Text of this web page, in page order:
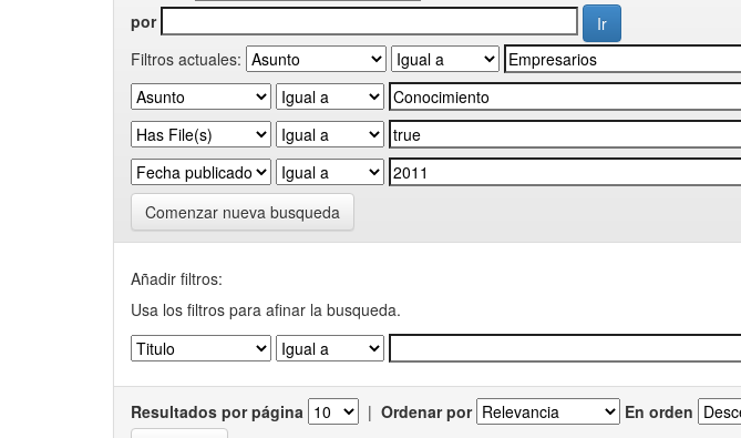
por
Filtros actuales:
Comenzar nueva busqueda
Añadir filtros:
Usa los filtros para afinar la busqueda.
Resultados por página | Ordenar por En orden